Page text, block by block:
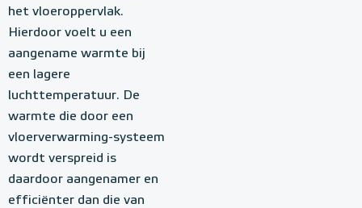
het vloeroppervlak.
Hierdoor voelt u een
aangename warmte bij
een lagere
luchttemperatuur. De
warmte die door een
vloerverwarming-systeem
wordt verspreid is
daardoor aangenamer en
efficiënter dan die van